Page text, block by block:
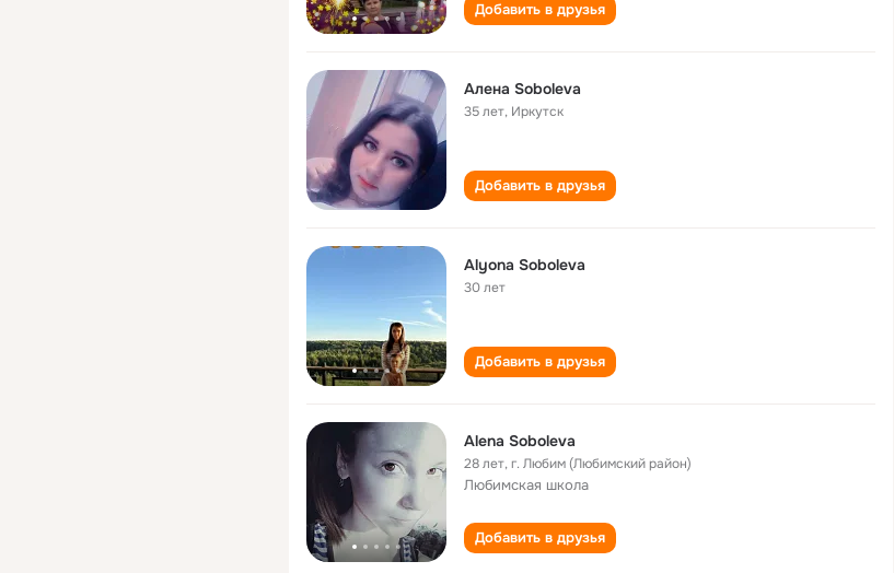
Добавить в друзья
Алена Soboleva
35 лет, Иркутск
Добавить в друзья
Alyona Soboleva
30 лет
Добавить в друзья
Alena Soboleva
28 лет,г. Любим (Любимский район)
Любимская школа
Добавить в друзья